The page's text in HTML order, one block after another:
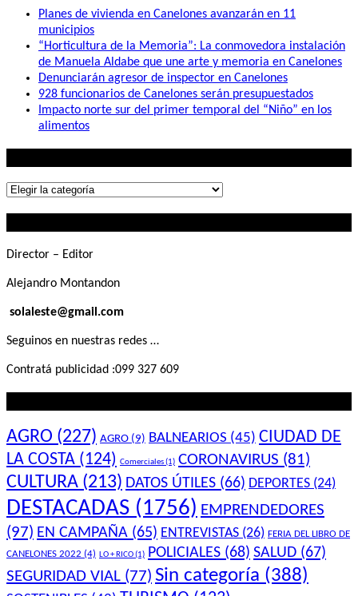
Planes de vivienda en Canelones avanzarán en 11
municipios
“Horticultura de la Memoria”: La conmovedora instalación
de Manuela Aldabe que une arte y memoria en Canelones
Denunciarán agresor de inspector en Canelones
928 funcionarios de Canelones serán presupuestados
Impacto norte sur del primer temporal del “Niño” en los
alimentos
Lo
Director – Editor
Alejandro Montandon
solaleste@gmail.com
Seguinos en nuestras redes …
Contratá publicidad :099 327 609
AGRO (227) AGRO (9) BALNEARIOS (45) CIUDAD DE
LA COSTA (124) Comerciales(1) CORONAVIRUS (81)
CULTURA (213) DATOS ÚTILES (66) DEPORTES (24)
DESTACADAS (1756) EMPRENDEDORES
(97) EN CAMPAÑA (65) ENTREVISTAS (26) FERIA DEL LIBRO DE
CANELONES 2022 (4) LO + RICO(1) POLICIALES (68) SALUD (67)
SEGURIDAD VIAL (77) Sin categoría (388)